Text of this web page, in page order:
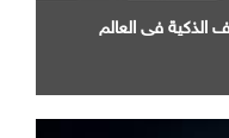
في العالم